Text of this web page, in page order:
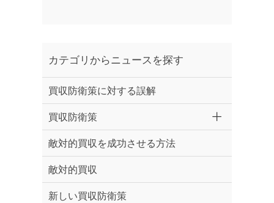
カテゴリからニュースを探す
買収防衛策に対する誤解
買収防衛策
敵対的買収を成功させる方法
敵対的買収
新しい買収防衛策